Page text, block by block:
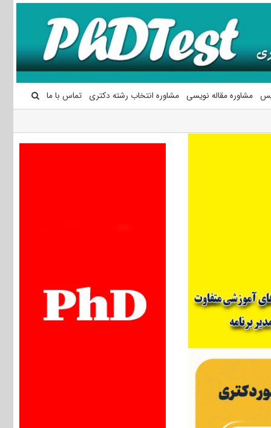
مشاوره مقاله نویسی مشاوره انتخاب رشته دکتری تماس با ما